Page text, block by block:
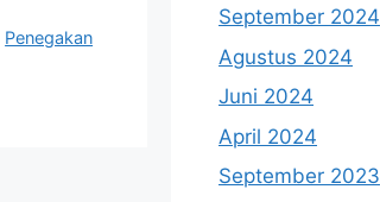
Penegakan
September 2024
Agustus 2024
Juni 2024
April 2024
September 2023